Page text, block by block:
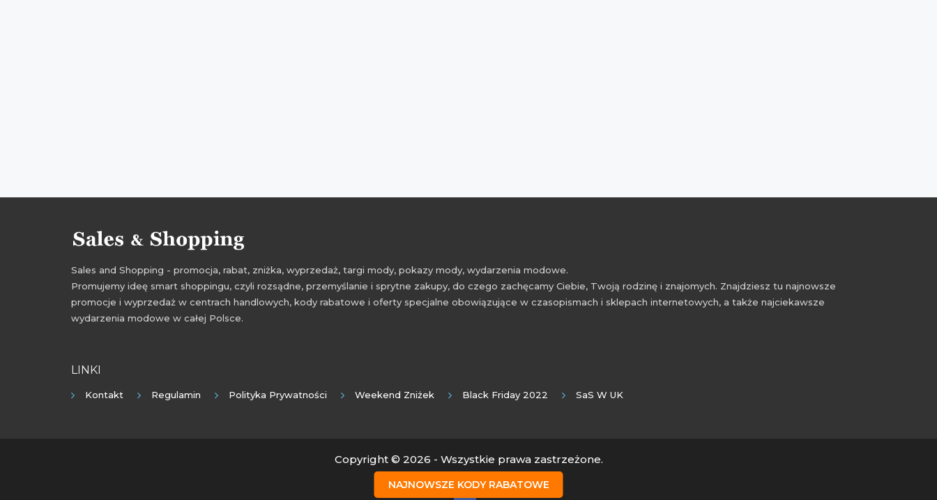
NAJNOWSZE KODY RABATOWE
Sales and Shopping - promocja, rabat, zniżka, wyprzedaż, targi mody, pokazy mody, wydarzenia modowe.
Promujemy ideę smart shoppingu, czyli rozsądne, przemyślanie i sprytne zakupy, do czego zachęcamy Ciebie, Twoją rodzinę i znajomych. Znajdziesz tu najnowsze
promocje i wyprzedaż w centrach handlowych, kody rabatowe i oferty specjalne obowiązujące w czasopismach i sklepach internetowych, a także najciekawsze
wydarzenia modowe w całej Polsce.
LINKI
Kontakt Regulamin Polityka Prywatności Weekend Zniżek Black Friday 2022 SaS W UK
Copyright © 2026 - Wszystkie prawa zastrzeżone.